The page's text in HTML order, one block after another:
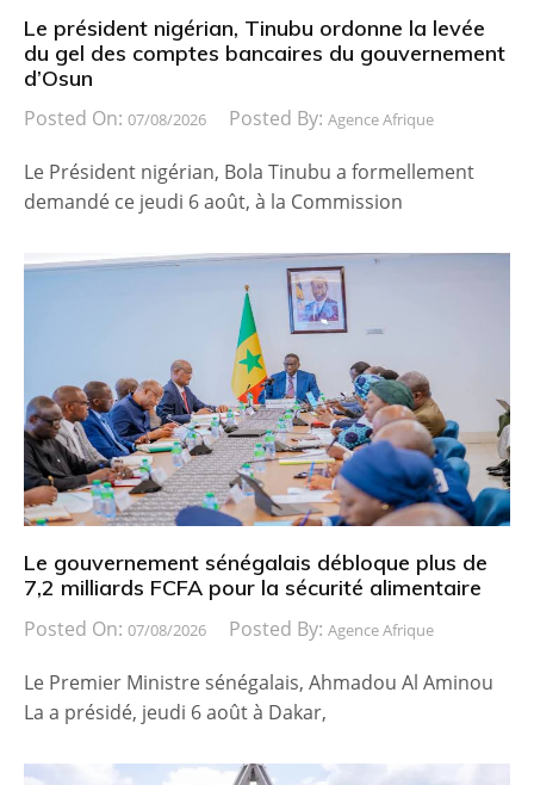
Le président nigérian, Tinubu ordonne la levée
du gel des comptes bancaires du gouvernement
d’Osun
Posted On: 07/08/2026 Posted By: Agence Afrique
Le Président nigérian, Bola Tinubu a formellement
demandé ce jeudi 6 août, à la Commission
Le gouvernement sénégalais débloque plus de
7,2 milliards FCFA pour la sécurité alimentaire
Posted On: 07/08/2026 Posted By: Agence Afrique
Le Premier Ministre sénégalais, Ahmadou Al Aminou
La a présidé, jeudi 6 août à Dakar,